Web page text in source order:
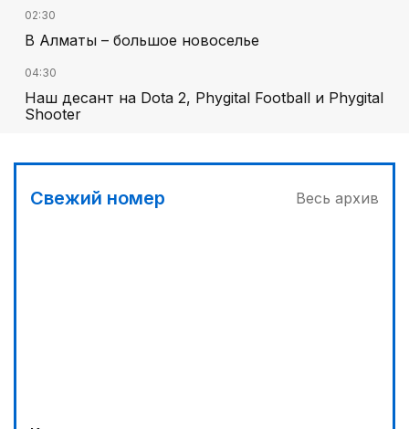
02:30
В Алматы – большое новоселье
04:30
Наш десант на Dota 2, Phygital Football и Phygital
Shooter
05:00
Свежий номер Весь архив